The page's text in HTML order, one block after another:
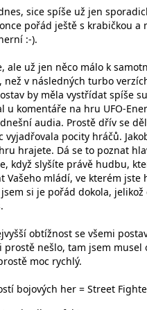
sice spíše už jen
pořád ještě s krabičkou a
:-).
ale už jen něco málo k
než v následných turbo
by měla vystřídat spíše
u komentáře na hru UFO-
audia. Prostě dřív se
vyjadřovala pocity hráčů.
hrajete. Dá se to poznat
když slyšíte právě hudbu,
Vašeho mládí, ve kterém jste
si je pořád dokola,
obtížnost se všemi
nešlo, tam jsem
moc rychlý.
bojových her = Street